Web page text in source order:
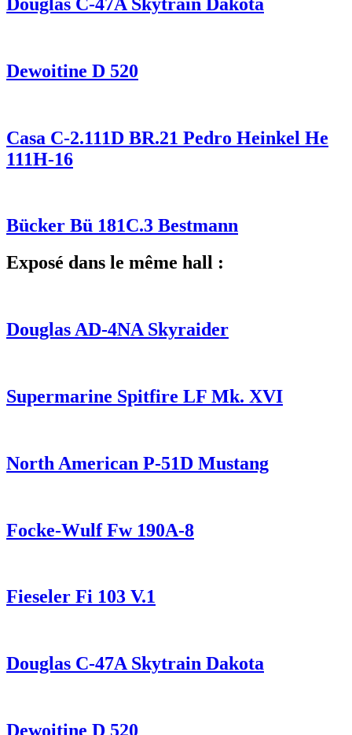
Dewoitine D 520
Casa C-2.111D BR.21 Pedro Heinkel He
111H-16
Bücker Bü 181C.3 Bestmann
Exposé dans le même hall :
Douglas AD-4NA Skyraider
Supermarine Spitfire LF Mk. XVI
North American P-51D Mustang
Focke-Wulf Fw 190A-8
Fieseler Fi 103 V.1
Douglas C-47A Skytrain Dakota
Dewoitine D 520